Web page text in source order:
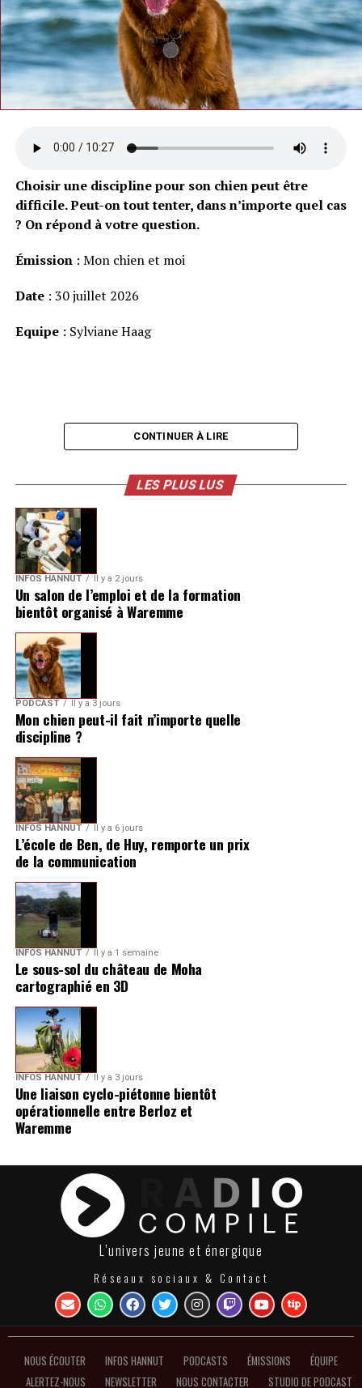
Choisir une discipline pour son chien peut être
difficile. Peut-on tout tenter, dans n’importe quel cas
? On répond à votre question.
Émission: Mon chien et moi
Date: 30 juillet 2026
Equipe: Sylviane Haag
CONTINUER À LIRE
LES PLUS LUS
INFOS HANNUT Il y a 2 jours
Un salon de l’emploi et de la formation
bientôt organisé à Waremme
PODCAST Il y a 3 jours
Mon chien peut-il fait n’importe quelle
discipline ?
INFOS HANNUT Il y a 6 jours
L’école de Ben, de Huy, remporte un prix
de la communication
INFOS HANNUT Il y a 1 semaine
Le sous-sol du château de Moha
cartographié en 3D
INFOS HANNUT Il y a 3 jours
Une liaison cyclo-piétonne bientôt
opérationnelle entre Berloz et
Waremme
L’univers jeune et énergique
Réseaux sociaux & Contact
NOUS ÉCOUTER INFOS HANNUT PODCASTS ÉMISSIONS
ÉQUIPE
ALERTEZ-NOUS
NEWSLETTER NOUS CONTACTER STUDIO DE PODCAST